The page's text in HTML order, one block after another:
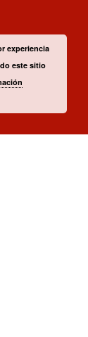
experiencia
este sitio